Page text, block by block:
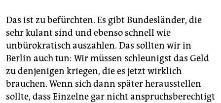
Das ist zu befürchten. Es gibt Bundesländer, die
sehr kulant sind und ebenso schnell wie
unbürokratisch auszahlen. Das sollten wir in
Berlin auch tun: Wir müssen schleunigst das Geld
zu denjenigen kriegen, die es jetzt wirklich
brauchen. Wenn sich dann später herausstellen
sollte, dass Einzelne gar nicht anspruchsberechtigt